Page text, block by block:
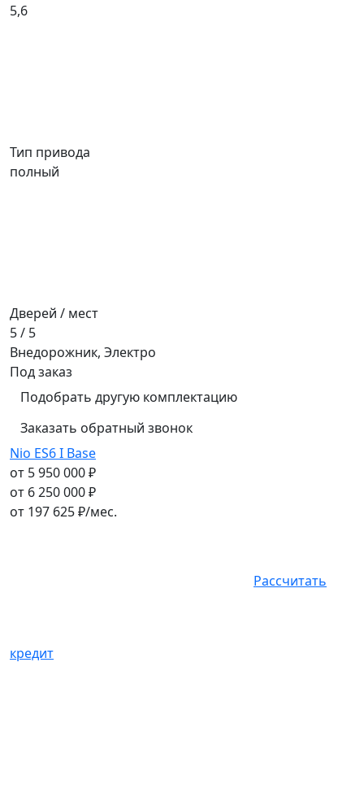
5,6
Тип привода
полный
Дверей / мест
5 / 5
Внедорожник, Электро
Под заказ
Подобрать другую комплектацию
Заказать обратный звонок
Nio ES6 I Base
от 5 950 000 ₽
от 6 250 000 ₽
от 197 625₽/мес.
Рассчитать
кредит